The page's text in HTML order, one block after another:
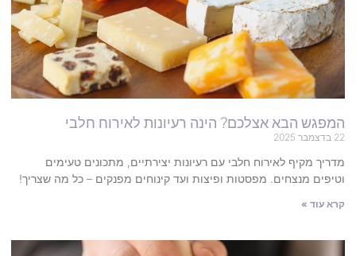
המפגש הבא אצלכם? הינה רעיונות לאירוח חלבי
22 בדצמבר 2025
מדריך מקיף לאירוח חלבי עם רעיונות יצירתיים, מתכונים טעימים
וטיפים מנצחים. מפסטות ופיצות ועד קינוחים מפנקים – כל מה שצריך!
קרא עוד »